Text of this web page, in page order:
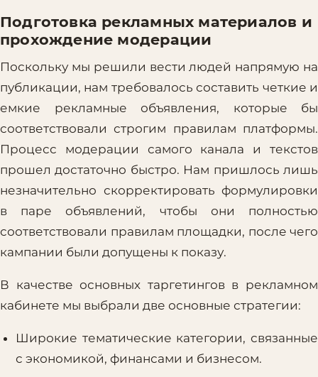
Подготовка рекламных материалов и
прохождение модерации
Поскольку мы решили вести людей напрямую на
публикации, нам требовалось составить четкие и
емкие рекламные объявления, которые бы
соответствовали строгим правилам платформы.
Процесс модерации самого канала и текстов
прошел достаточно быстро. Нам пришлось лишь
незначительно скорректировать формулировки
в паре объявлений, чтобы они полностью
соответствовали правилам площадки, после чего
кампании были допущены к показу.
В качестве основных таргетингов в рекламном
кабинете мы выбрали две основные стратегии:
Широкие тематические категории, связанные
с экономикой, финансами и бизнесом.